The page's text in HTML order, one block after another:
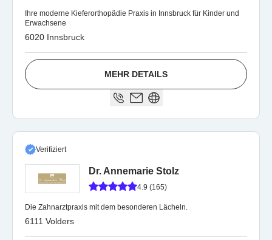
Ihre moderne Kieferorthopädie Praxis in Innsbruck für Kinder und
Erwachsene
6020 Innsbruck
MEHR DETAILS
Verifiziert
Dr. Annemarie Stolz
4.9 (165)
Die Zahnarztpraxis mit dem besonderen Lächeln.
6111 Volders